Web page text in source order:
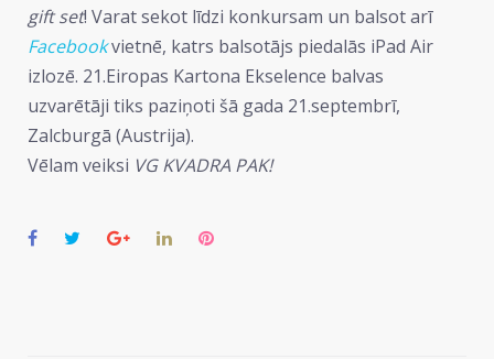
gift set! Varat sekot līdzi konkursam un balsot arī
Facebookvietnē, katrs balsotājs piedalās iPad Air
izlozē. 21.Eiropas Kartona Ekselence balvas
uzvarētāji tiks paziņoti šā gada 21.septembrī,
Zalcburgā (Austrija).
Vēlam veiksi VG KVADRA PAK!
Facebook
TwitterGoogle+LinkedInPinterest